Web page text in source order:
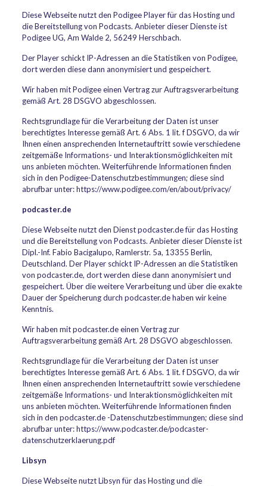
Diese Webseite nutzt den Podigee Player für das Hosting und
die Bereitstellung von Podcasts. Anbieter dieser Dienste ist
Podigee UG, Am Walde 2, 56249 Herschbach.
Der Player schickt IP-Adressen an die Statistiken von Podigee,
dort werden diese dann anonymisiert und gespeichert.
Wir haben mit Podigee einen Vertrag zur Auftragsverarbeitung
gemäß Art. 28 DSGVO abgeschlossen.
Rechtsgrundlage für die Verarbeitung der Daten ist unser
berechtigtes Interesse gemäß Art. 6 Abs. 1 lit. f DSGVO, da wir
Ihnen einen ansprechenden Internetauftritt sowie verschiedene
zeitgemäße Informations- und Interaktionsmöglichkeiten mit
uns anbieten möchten. Weiterführende Informationen finden
sich in den Podigee-Datenschutzbestimmungen; diese sind
abrufbar unter: https://www.podigee.com/en/about/privacy/
podcaster.de
Diese Webseite nutzt den Dienst podcaster.de für das Hosting
und die Bereitstellung von Podcasts. Anbieter dieser Dienste ist
Dipl.-Inf. Fabio Bacigalupo, Ramlerstr. 5a, 13355 Berlin,
Deutschland. Der Player schickt IP-Adressen an die Statistiken
von podcaster.de, dort werden diese dann anonymisiert und
gespeichert. Über die weitere Verarbeitung und über die exakte
Dauer der Speicherung durch podcaster.de haben wir keine
Kenntnis.
Wir haben mit podcaster.de einen Vertrag zur
Auftragsverarbeitung gemäß Art. 28 DSGVO abgeschlossen.
Rechtsgrundlage für die Verarbeitung der Daten ist unser
berechtigtes Interesse gemäß Art. 6 Abs. 1 lit. f DSGVO, da wir
Ihnen einen ansprechenden Internetauftritt sowie verschiedene
zeitgemäße Informations- und Interaktionsmöglichkeiten mit
uns anbieten möchten. Weiterführende Informationen finden
sich in den podcaster.de -Datenschutzbestimmungen; diese sind
abrufbar unter: https://www.podcaster.de/podcaster-
datenschutzerklaerung.pdf
Libsyn
Diese Webseite nutzt Libsyn für das Hosting und die